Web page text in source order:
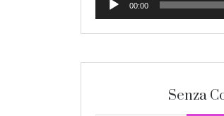
00:00
Senza